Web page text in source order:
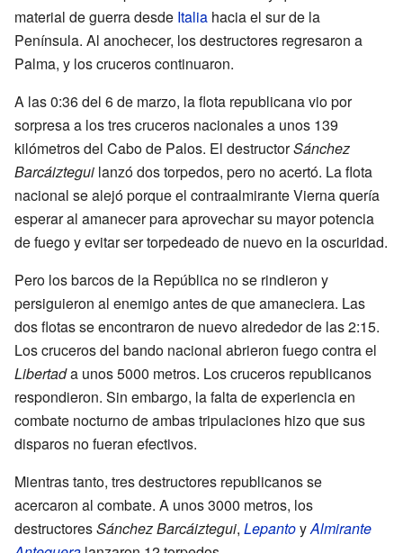
material de guerra desde Italia hacia el sur de la
Península. Al anochecer, los destructores regresaron a
Palma, y los cruceros continuaron.
A las 0:36 del 6 de marzo, la flota republicana vio por
sorpresa a los tres cruceros nacionales a unos 139
kilómetros del Cabo de Palos. El destructorSánchez
Barcáiztegui lanzó dos torpedos, pero no acertó. La flota
nacional se alejó porque el contraalmirante Vierna quería
esperar al amanecer para aprovechar su mayor potencia
de fuego y evitar ser torpedeado de nuevo en la oscuridad.
Pero los barcos de la República no se rindieron y
persiguieron al enemigo antes de que amaneciera. Las
dos flotas se encontraron de nuevo alrededor de las 2:15.
Los cruceros del bando nacional abrieron fuego contra el
Libertada unos 5000 metros. Los cruceros republicanos
respondieron. Sin embargo, la falta de experiencia en
combate nocturno de ambas tripulaciones hizo que sus
disparos no fueran efectivos.
Mientras tanto, tres destructores republicanos se
acercaron al combate. A unos 3000 metros, los
destructoresSánchez Barcáiztegui, LepantoyAlmirante